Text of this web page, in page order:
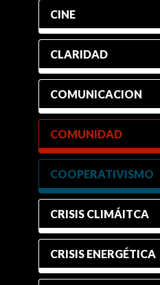
CINE
CLARIDAD
COMUNICACION
COMUNIDAD
COOPERATIVISMO
CRISIS CLIMÁITCA
CRISIS ENERGÉTICA